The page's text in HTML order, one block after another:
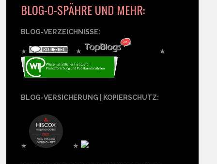
BLOG-O-SPÄHRE UND MEHR:
BLOG-VERZEICHNISSE:
★ ★ ★
BLOG-VERSICHERUNG | KOPIERSCHUTZ:
★ ★